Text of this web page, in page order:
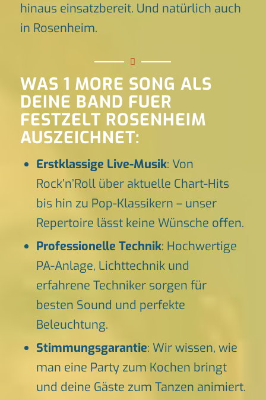
hinaus einsatzbereit. Und natürlich auch
in Rosenheim.
WAS 1 MORE SONG ALS
DEINE BAND FUER
FESTZELT ROSENHEIM
AUSZEICHNET:
Erstklassige Live-Musik: Von
Rock’n’Roll über aktuelle Chart-Hits
bis hin zu Pop-Klassikern – unser
Repertoire lässt keine Wünsche offen.
Professionelle Technik: Hochwertige
PA-Anlage, Lichttechnik und
erfahrene Techniker sorgen für
besten Sound und perfekte
Beleuchtung.
Stimmungsgarantie: Wir wissen, wie
man eine Party zum Kochen bringt
und deine Gäste zum Tanzen animiert.